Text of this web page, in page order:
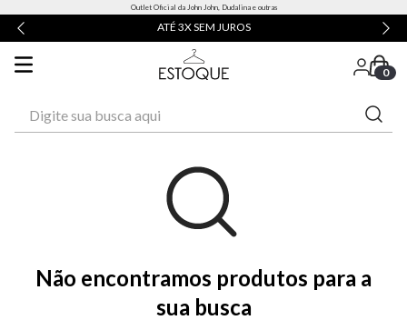
Outlet Oficial da John John, Dudalina e outras
ATÉ 3X SEM JUROS
0
Não encontramos produtos para a
sua busca